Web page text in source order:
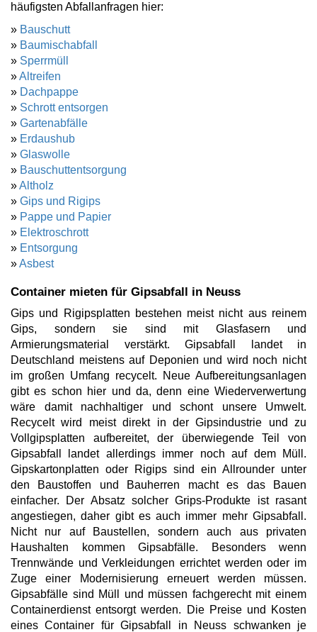
häufigsten Abfallanfragen hier:
» Bauschutt
» Baumischabfall
» Sperrmüll
»Altreifen
» Dachpappe
» Schrott entsorgen
» Gartenabfälle
» Erdaushub
» Glaswolle
» Bauschuttentsorgung
»Altholz
» Gips und Rigips
» Pappe und Papier
» Elektroschrott
» Entsorgung
»Asbest
Container mieten für Gipsabfall in Neuss
Gips und Rigipsplatten bestehen meist nicht aus reinem
Gips, sondern sie sind mit Glasfasern und
Armierungsmaterial verstärkt. Gipsabfall landet in
Deutschland meistens auf Deponien und wird noch nicht
im großen Umfang recycelt. Neue Aufbereitungsanlagen
gibt es schon hier und da, denn eine Wiederverwertung
wäre damit nachhaltiger und schont unsere Umwelt.
Recycelt wird meist direkt in der Gipsindustrie und zu
Vollgipsplatten aufbereitet, der überwiegende Teil von
Gipsabfall landet allerdings immer noch auf dem Müll.
Gipskartonplatten oder Rigips sind ein Allrounder unter
den Baustoffen und Bauherren macht es das Bauen
einfacher. Der Absatz solcher Grips-Produkte ist rasant
angestiegen, daher gibt es auch immer mehr Gipsabfall.
Nicht nur auf Baustellen, sondern auch aus privaten
Haushalten kommen Gipsabfälle. Besonders wenn
Trennwände und Verkleidungen errichtet werden oder im
Zuge einer Modernisierung erneuert werden müssen.
Gipsabfälle sind Müll und müssen fachgerecht mit einem
Containerdienst entsorgt werden. Die Preise und Kosten
eines Container für Gipsabfall in Neuss schwanken je